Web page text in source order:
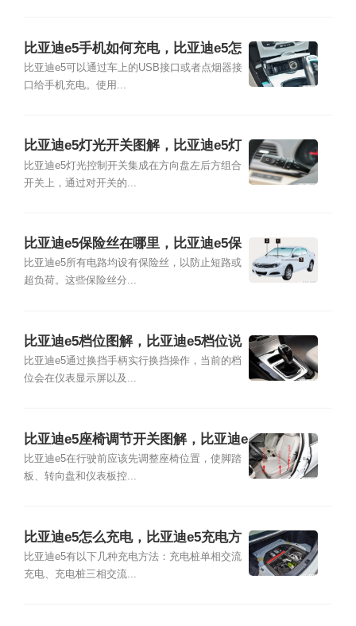
比亚迪e5手机如何充电，比亚迪e5怎
么给手机充电
比亚迪e5可以通过车上的USB接口或者点烟器接
口给手机充电。使用...
比亚迪e5灯光开关图解，比亚迪e5灯
光使用图解
比亚迪e5灯光控制开关集成在方向盘左后方组合
开关上，通过对开关的...
比亚迪e5保险丝在哪里，比亚迪e5保
险盒图解
比亚迪e5所有电路均设有保险丝，以防止短路或
超负荷。这些保险丝分...
比亚迪e5档位图解，比亚迪e5档位说
明书
比亚迪e5通过换挡手柄实行换挡操作，当前的档
位会在仪表显示屏以及...
比亚迪e5座椅调节开关图解，比亚迪e
5座套推荐
比亚迪e5在行驶前应该先调整座椅位置，使脚踏
板、转向盘和仪表板控...
比亚迪e5怎么充电，比亚迪e5充电方
式有哪些
比亚迪e5有以下几种充电方法：充电桩单相交流
充电、充电桩三相交流...